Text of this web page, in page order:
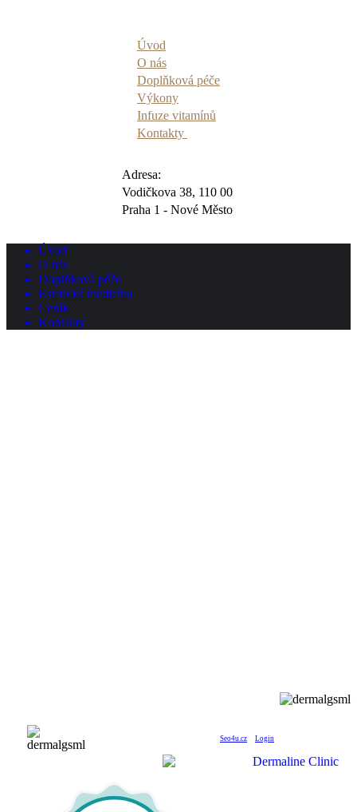
Úvod
O nás
Doplňková péče
Výkony
Infuze vitamínů
Kontakty
Adresa:
Vodičkova 38, 110 00
Praha 1 - Nové Město
Úvod
O nás
Doplňková péče
Estetická medicína
Ceník
Kontakty
Seo4u.cz Login